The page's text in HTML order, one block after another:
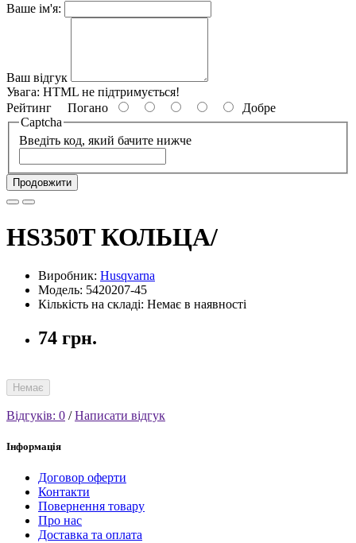
Ваше ім'я:
Ваш відгук
Увага: HTML не підтримується!
Рейтинг Погано
Добре
Captcha
Введіть код, який бачите нижче
Продовжити
HS350T КОЛЬЦА/
Виробник: Husqvarna
Модель: 5420207-45
Кількість на складі: Немає в наявності
74 грн.
Немає
Відгуків: 0 /Написати відгук
Інформація
Договор оферти
Контакти
Повернення товару
Про нас
Доставка та оплата